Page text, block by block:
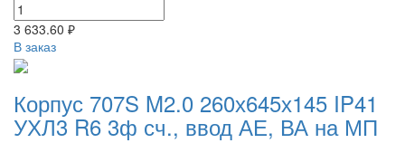
3 633.60 ₽
В заказ
Корпус 707S M2.0 260х645х145 IP41
УХЛ3 R6 3ф сч., ввод АЕ, ВА на МП